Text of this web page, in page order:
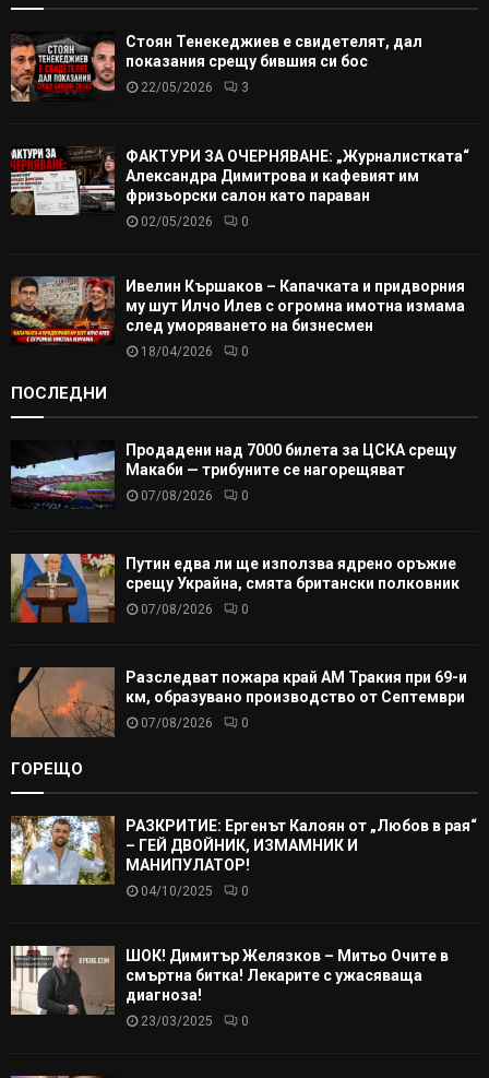
Стоян Тенекеджиев е свидетелят, дал
показания срещу бившия си бос
22/05/2026 3
ФАКТУРИ ЗА ОЧЕРНЯВАНЕ: „Журналистката“
Александра Димитрова и кафевият им
фризьорски салон като параван
02/05/2026 0
Ивелин Кършаков – Капачката и придворния
му шут Илчо Илев с огромна имотна измама
след уморяването на бизнесмен
18/04/2026 0
ПОСЛЕДНИ
Продадени над 7000 билета за ЦСКА срещу
Макаби — трибуните се нагорещяват
07/08/2026 0
Путин едва ли ще използва ядрено оръжие
срещу Украйна, смята британски полковник
07/08/2026 0
Разследват пожара край АМ Тракия при 69-и
км, образувано производство от Септември
07/08/2026 0
ГОРЕЩО
РАЗКРИТИЕ: Ергенът Калоян от „Любов в рая“
– ГЕЙ ДВОЙНИК, ИЗМАМНИК И
МАНИПУЛАТОР!
04/10/2025 0
ШОК! Димитър Желязков – Митьо Очите в
смъртна битка! Лекарите с ужасяваща
диагноза!
23/03/2025 0